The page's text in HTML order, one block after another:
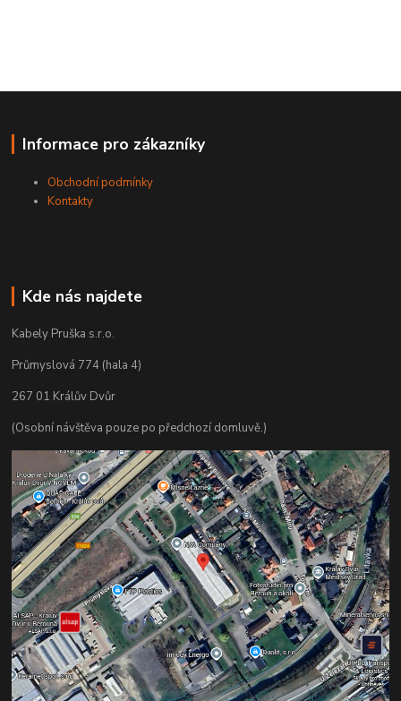
Informace pro zákazníky
Obchodní podmínky
Kontakty
Kde nás najdete
Kabely Pruška s.r.o.
Průmyslová 774 (hala 4)
267 01 Králův Dvůr
(Osobní návštěva pouze po předchozí domluvě.)